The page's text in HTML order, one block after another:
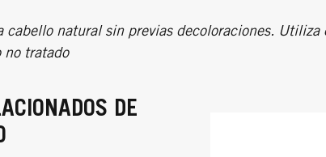
cabello natural sin previas decoloraciones.
no tratado
DE